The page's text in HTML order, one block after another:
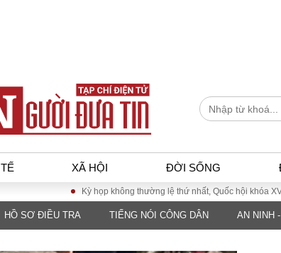
XÃ HỘI ĐỜI SỐNG
KINH TẾ XÃ HỘI
Kỳ họp không thường lệ thứ nhất, Quốc hội khóa XVI
HỒ SƠ ĐIỀU TRA TIẾNG NÓI CÔNG DÂN AN NINH